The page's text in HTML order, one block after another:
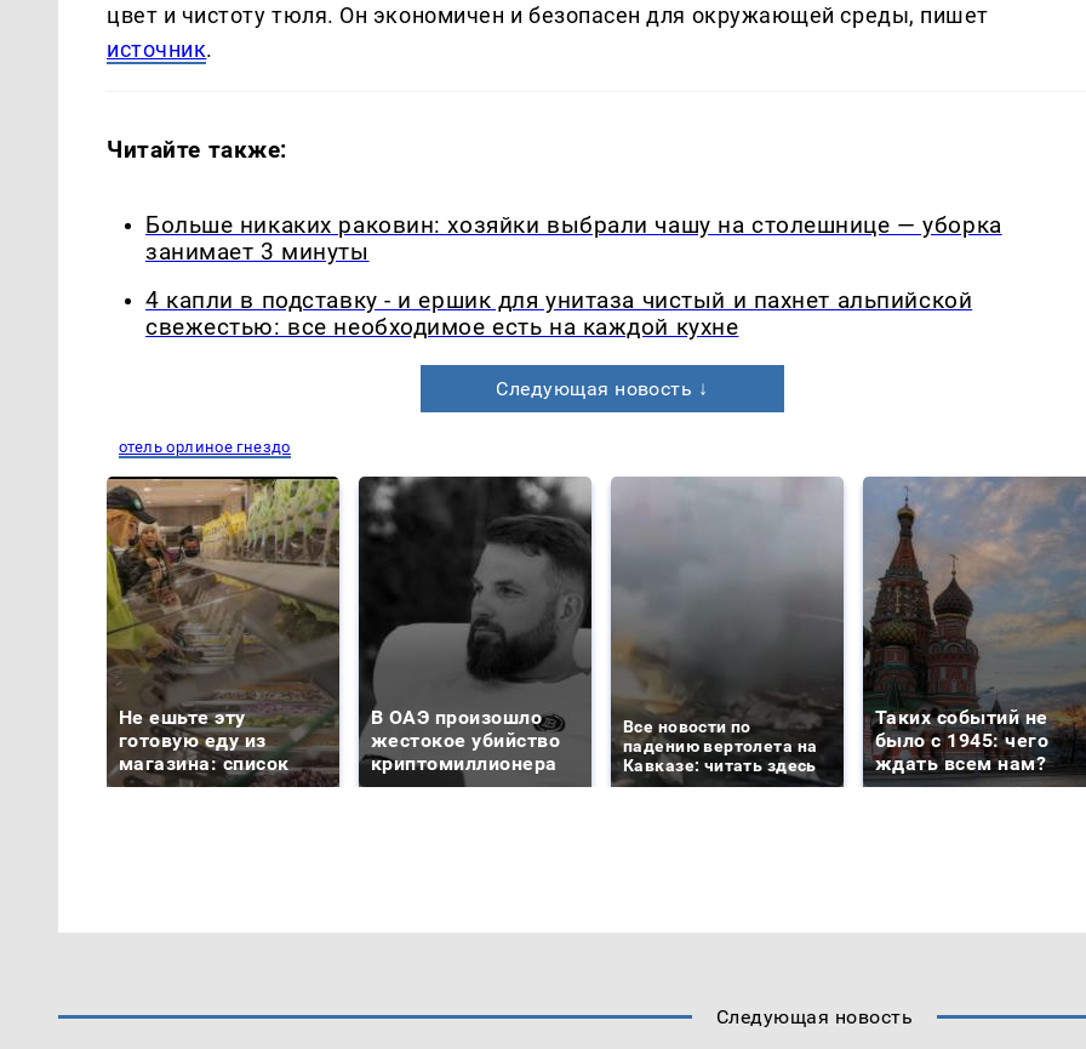
цвет и чистоту тюля. Он экономичен и безопасен для окружающей среды, пишет
источник.
Читайте также:
Больше никаких раковин: хозяйки выбрали чашу на столешнице — уборка
занимает 3 минуты
4 капли в подставку - и ершик для унитаза чистый и пахнет альпийской
свежестью: все необходимое есть на каждой кухне
Следующая новость ↓
отель орлиное гнездо
Не ешьте эту
готовую еду из
магазина: список
В ОАЭ произошло
жестокое убийство
криптомиллионера
Все новости по
падению вертолета на
Кавказе: читать здесь
Таких событий не
было с 1945: чего
ждать всем нам?
Следующая новость